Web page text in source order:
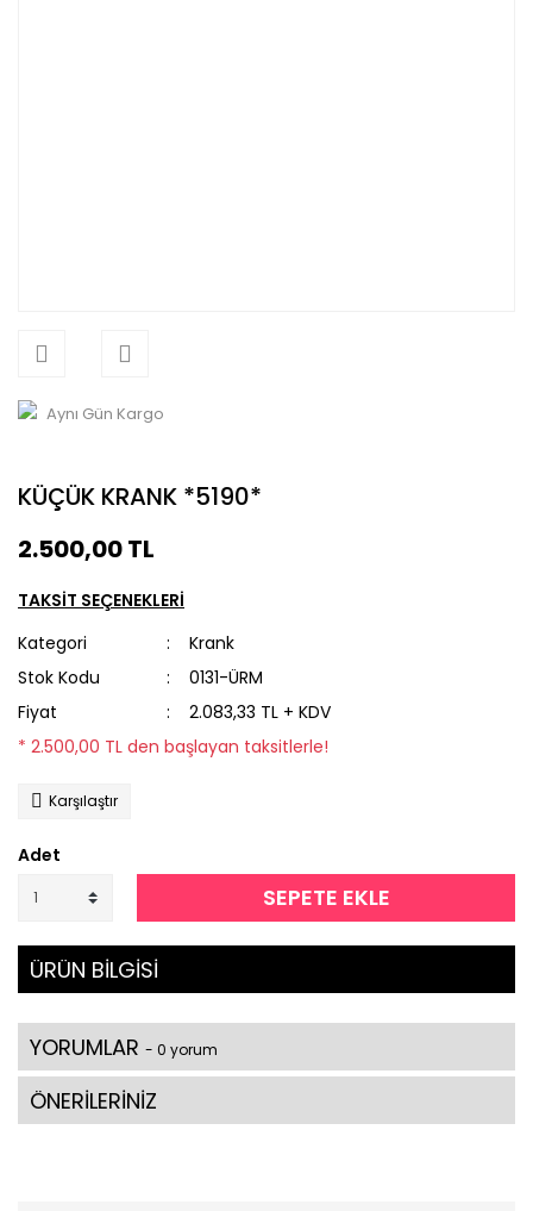
Aynı Gün Kargo
KÜÇÜK KRANK *5190*
2.500,00 TL
TAKSİT SEÇENEKLERİ
Kategori
Krank
Stok Kodu
0131-ÜRM
Fiyat
2.083,33 TL + KDV
* 2.500,00 TL den başlayan taksitlerle!
Karşılaştır
Adet
SEPETE EKLE
ÜRÜN BİLGİSİ
YORUMLAR - 0 yorum
ÖNERİLERİNİZ